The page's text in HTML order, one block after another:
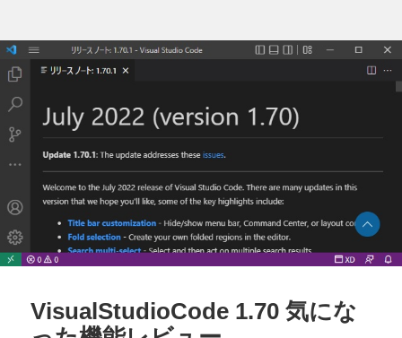
VisualStudioCode 1.70 気にな